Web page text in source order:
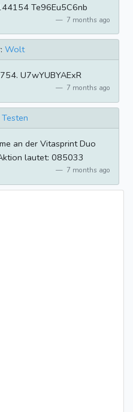
Te96Eu5C6nb
7 months ago
Wolt
U7wYUBYAExR
7 months ago
Testen
an der Vitasprint Duo
lautet: 085033
7 months ago